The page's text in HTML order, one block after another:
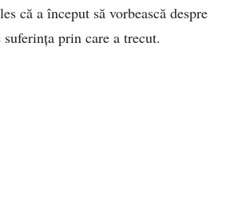
că a început să vorbească despre
prin care a trecut.